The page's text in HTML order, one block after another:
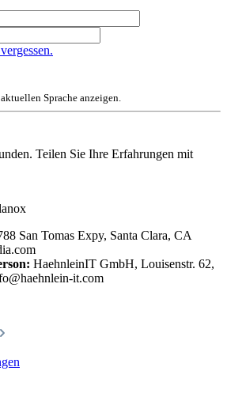
Sprache anzeigen.
Teilen Sie Ihre Erfahrungen mit
San Tomas Expy, Santa Clara, CA
HaehnleinIT GmbH, Louisenstr. 62,
it.com